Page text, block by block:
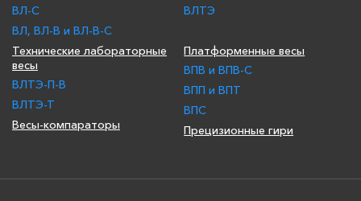
ВЛ-С
ВЛ, ВЛ-В и ВЛ-В-С
ВЛТЭ
Технические лабораторные
весы
ВЛТЭ-П-В
ВЛТЭ-Т
Весы-компараторы
Платформенные весы
ВПВ и ВПВ-С
ВПП и ВПТ
ВПС
Прецизионные гири